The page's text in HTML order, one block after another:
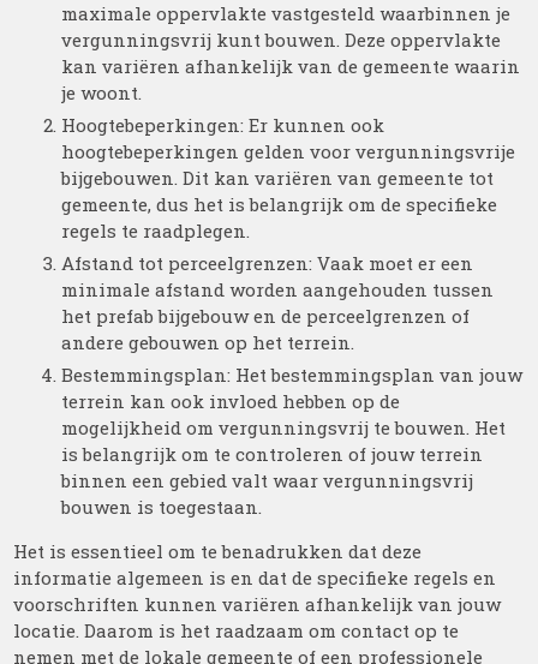
maximale oppervlakte vastgesteld waarbinnen je
vergunningsvrij kunt bouwen. Deze oppervlakte
kan variëren afhankelijk van de gemeente waarin
je woont.
Hoogtebeperkingen: Er kunnen ook
hoogtebeperkingen gelden voor vergunningsvrije
bijgebouwen. Dit kan variëren van gemeente tot
gemeente, dus het is belangrijk om de specifieke
regels te raadplegen.
Afstand tot perceelgrenzen: Vaak moet er een
minimale afstand worden aangehouden tussen
het prefab bijgebouw en de perceelgrenzen of
andere gebouwen op het terrein.
Bestemmingsplan: Het bestemmingsplan van jouw
terrein kan ook invloed hebben op de
mogelijkheid om vergunningsvrij te bouwen. Het
is belangrijk om te controleren of jouw terrein
binnen een gebied valt waar vergunningsvrij
bouwen is toegestaan.
Het is essentieel om te benadrukken dat deze
informatie algemeen is en dat de specifieke regels en
voorschriften kunnen variëren afhankelijk van jouw
locatie. Daarom is het raadzaam om contact op te
nemen met de lokale gemeente of een professionele